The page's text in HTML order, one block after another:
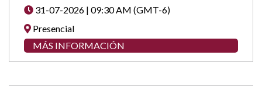
31-07-2026 | 09:30 AM (GMT-6)
Presencial
MÁS INFORMACIÓN